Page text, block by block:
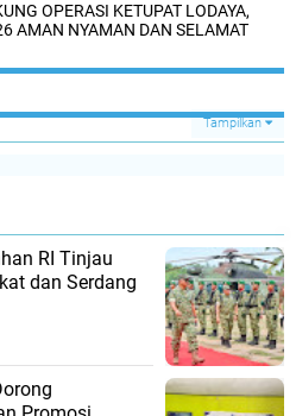
OPERASI KETUPAT LODAYA,
AMAN NYAMAN DAN SELAMAT
Tampilkan
RI Tinjau
dan Serdang